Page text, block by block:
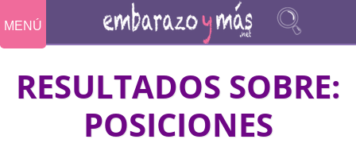
MENÚ
RESULTADOS SOBRE:
POSICIONES